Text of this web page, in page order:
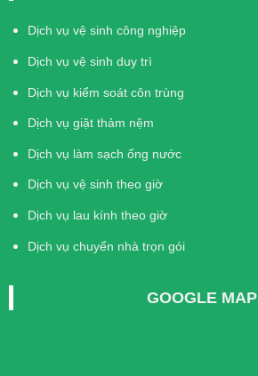
Dịch vụ vệ sinh công nghiệp
Dịch vụ vệ sinh duy trì
Dịch vụ kiểm soát côn trùng
Dịch vụ giặt thảm nệm
Dịch vụ làm sạch ống nước
Dịch vụ vệ sinh theo giờ
Dịch vụ lau kính theo giờ
Dịch vụ chuyển nhà trọn gói
GOOGLE MAP